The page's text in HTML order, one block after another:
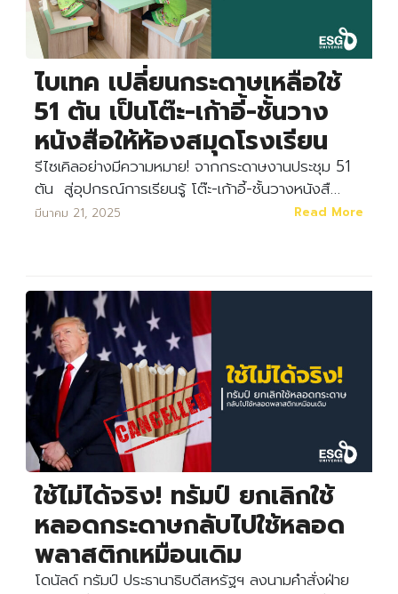
Search
for:
ไบเทค เปลี่ยนกระดาษเหลือใช้
51 ตัน เป็นโต๊ะ-เก้าอี้-ชั้นวาง
หนังสือให้ห้องสมุดโรงเรียน
รีไซเคิลอย่างมีความหมาย! จากกระดาษงานประชุม 51
ตัน สู่อุปกรณ์การเรียนรู้ โต๊ะ-เก้าอี้-ชั้นวางหนังสื…
มีนาคม 21, 2025 Read More
ใช้ไม่ได้จริง! ทรัมป์ ยกเลิกใช้
หลอดกระดาษกลับไปใช้หลอด
พลาสติกเหมือนเดิม
โดนัลด์ ทรัมป์ ประธานาธิบดีสหรัฐฯ ลงนามคำสั่งฝ่าย